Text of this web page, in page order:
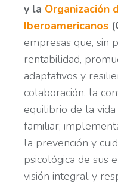
y la Organización
Iberoamericanos
empresas que, sin
rentabilidad,
adaptativos y
colaboración, la
equilibrio de la
familiar;
la prevención y
psicológica de sus
visión integral y